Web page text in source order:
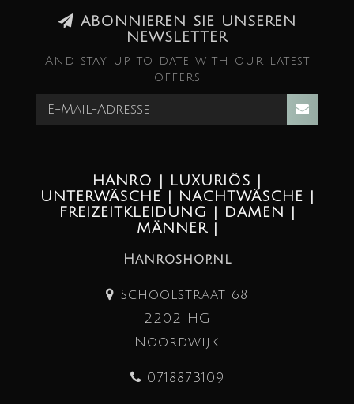
ABONNIEREN SIE UNSEREN
NEWSLETTER
And stay up to date with our latest
offers
HANRO | LUXURIÖS |
UNTERWÄSCHE | NACHTWÄSCHE |
FREIZEITKLEIDUNG | DAMEN |
MÄNNER |
Hanroshop.nl
Schoolstraat 68
2202 HG
Noordwijk
0718873109